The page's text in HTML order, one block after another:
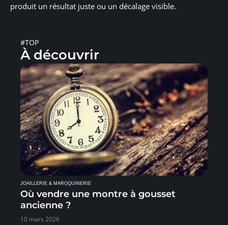
produit un résultat juste ou un décalage visible.
#TOP
À découvrir
JOAILLERIE & MAROQUINERIE
Où vendre une montre à gousset
ancienne ?
10 mars 2026